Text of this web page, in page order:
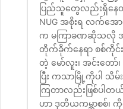
ပြည်သူတွေလည်းရှိန
NUG အစိုးရ လက်အောက်
က မကြာခဏဆိုသလို
တိုက်ခိုက်နေရာ စစ်ကိုင်
တဲ့ မော်လူး၊ အင်းတော်
ပြီး ကသာမြို့ကိုပါ
ကြတာလည်းဖြစ်ပါတ
ဟာ ဒုတိယကမ္ဘာစစ်၊